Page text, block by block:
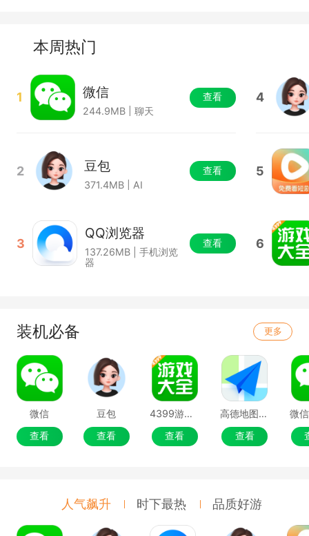
本周热门
1 微信
244.9MB | 聊天
查看
2 豆包
371.4MB | AI
查看
3
QQ浏览器
137.26MB | 手机浏览
器
查看
4
5
6
装机必备 更多
微信
查看
豆包
查看
4399游戏盒
查看
高德地图移动端
查看
微
人气飙升 时下最热 品质好游